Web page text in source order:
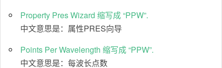
Property Pres Wizard 缩写成 “PPW”.
中文意思是：属性PRES向导
Points Per Wavelength 缩写成 “PPW”.
中文意思是：每波长点数